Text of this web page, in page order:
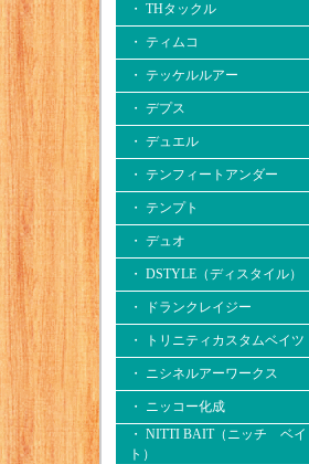
・ THタックル
・ ティムコ
・ テッケルルアー
・ デプス
・ デュエル
・ テンフィートアンダー
・ テンプト
・ デュオ
・ DSTYLE（ディスタイル）
・ ドランクレイジー
・ トリニティカスタムベイツ
・ ニシネルアーワークス
・ ニッコー化成
・ NITTI BAIT（ニッチ ベイ
ト）